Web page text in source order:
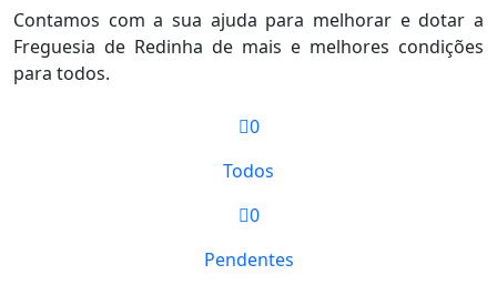
Contamos com a sua ajuda para melhorar e dotar a
Freguesia de Redinha de mais e melhores condições
para todos.
0
Todos
0
Pendentes